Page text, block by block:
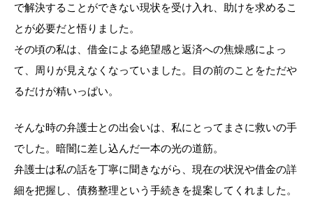
で解決することができない現状を受け入れ、助けを求めるこ
とが必要だと悟りました。
その頃の私は、借金による絶望感と返済への焦燥感によっ
て、周りが見えなくなっていました。目の前のことをただや
るだけが精いっぱい。
そんな時の弁護士との出会いは、私にとってまさに救いの手
でした。暗闇に差し込んだ一本の光の道筋。
弁護士は私の話を丁寧に聞きながら、現在の状況や借金の詳
細を把握し、債務整理という手続きを提案してくれました。